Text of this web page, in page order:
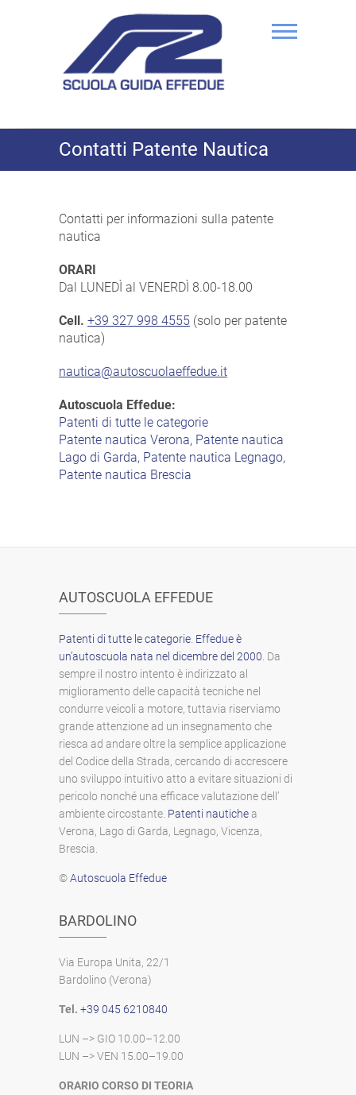
Autoscuola effedue
Contatti Patente Nautica
Contatti per informazioni sulla patente
nautica
ORARI
Dal LUNEDÌ al VENERDÌ 8.00-18.00
Cell. +39 327 998 4555 (solo per patente
nautica)
nautica@autoscuolaeffedue.it
Autoscuola Effedue:
Patenti di tutte le categorie
Patente nautica Verona, Patente nautica
Lago di Garda, Patente nautica Legnago,
Patente nautica Brescia
AUTOSCUOLA EFFEDUE
Patenti di tutte le categorie Effedue è
un’autoscuola nata nel dicembre del 2000 . Da
sempre il nostro intento è indirizzato al
miglioramento delle capacità tecniche nel
condurre veicoli a motore, tuttavia riserviamo
grande attenzione ad un insegnamento che
riesca ad andare oltre la semplice applicazione
del Codice della Strada, cercando di accrescere
uno sviluppo intuitivo atto a evitare situazioni di
pericolo nonché una efficace valutazione dell’
ambiente circostante. Patenti nautichea
Verona, Lago di Garda, Legnago, Vicenza,
Brescia.
©Autoscuola Effedue
BARDOLINO
Via Europa Unita, 22/1
Bardolino (Verona)
Tel. +39 045 6210840
LUN –> GIO 10.00–12.00
LUN –> VEN 15.00–19.00
ORARIO CORSO DI TEORIA